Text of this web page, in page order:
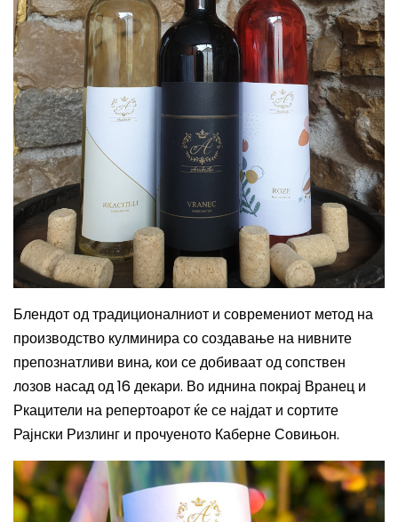
Блендот од традиционалниот и современиот метод на
производство кулминира со создавање на нивните
препознатливи вина, кои се добиваат од сопствен
лозов насад од 16 декари. Во иднина покрај Вранец и
Ркацители на репертоарот ќе се најдат и сортите
Рајнски Ризлинг и прочуеното Каберне Совињон.